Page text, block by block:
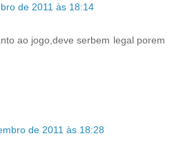
de 2011 às 18:14
ao jogo,deve serbem legal porem
de 2011 às 18:28